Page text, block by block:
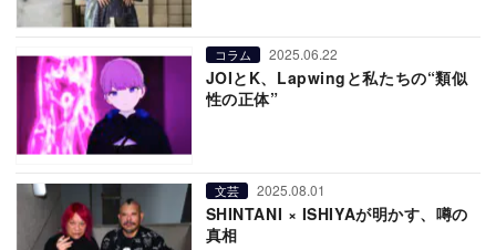
コラム 2025.06.22
JOIとK、Lapwingと私たちの“類似
性の正体”
文芸 2025.08.01
SHINTANI × ISHIYAが明かす、噂の
真相